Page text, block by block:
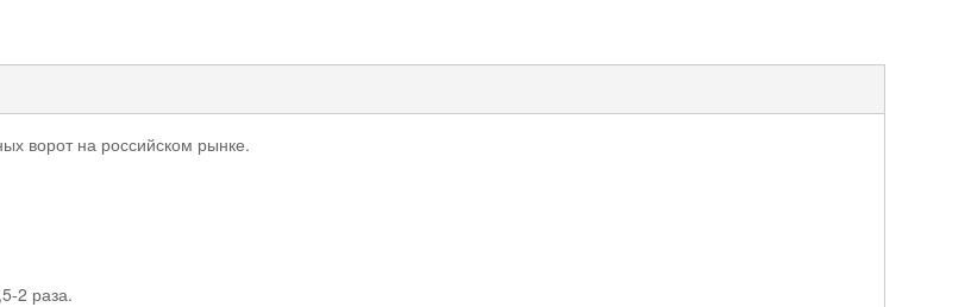
ворот на российском рынке.
2 раза.